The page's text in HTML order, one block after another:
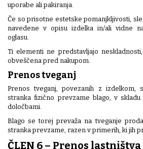
uporabe ali pakiranja.
Če so prisotne estetske pomanjkljivosti,
navedene v opisu izdelka in/ali vidne
oglasu.
Ti elementi ne predstavljajo
obveščena pred nakupom.
Prenos tveganj
Prenos tveganj, povezanih z izdelkom,
stranka fizično prevzame blago, v
določbami.
Blago se torej prevaža na tveganje
stranka prevzame, razen v primerih, ki jih
ČLEN 6 – Prenos lastništva